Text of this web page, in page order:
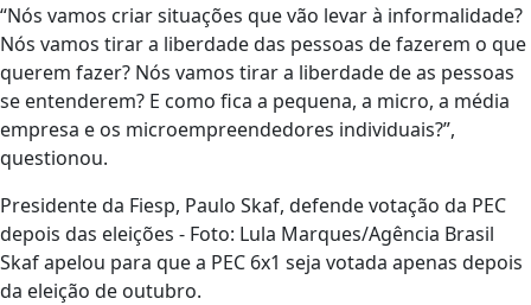
“Nós vamos criar situações que vão levar à informalidade?
Nós vamos tirar a liberdade das pessoas de fazerem o que
querem fazer? Nós vamos tirar a liberdade de as pessoas
se entenderem? E como fica a pequena, a micro, a média
empresa e os microempreendedores individuais?”,
questionou.
Presidente da Fiesp, Paulo Skaf, defende votação da PEC
depois das eleições - Foto: Lula Marques/Agência Brasil
Skaf apelou para que a PEC 6x1 seja votada apenas depois
da eleição de outubro.